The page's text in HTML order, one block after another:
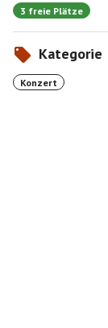
3 freie Plätze
Kategorie
Konzert